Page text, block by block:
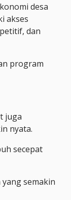
desa
akses
dan
program
juga
nyata.
secepat
semakin